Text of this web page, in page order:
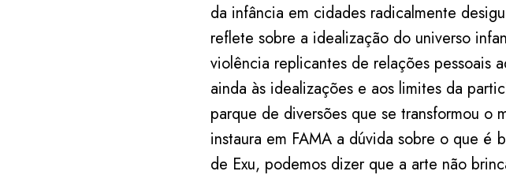
da infância em cidades radicalmente
reflete sobre a idealização do universo
violência replicantes de relações pessoais
ainda às idealizações e aos limites da
parque de diversões que se transformou
instaura em FAMA a dúvida sobre o que é
de Exu, podemos dizer que a arte não